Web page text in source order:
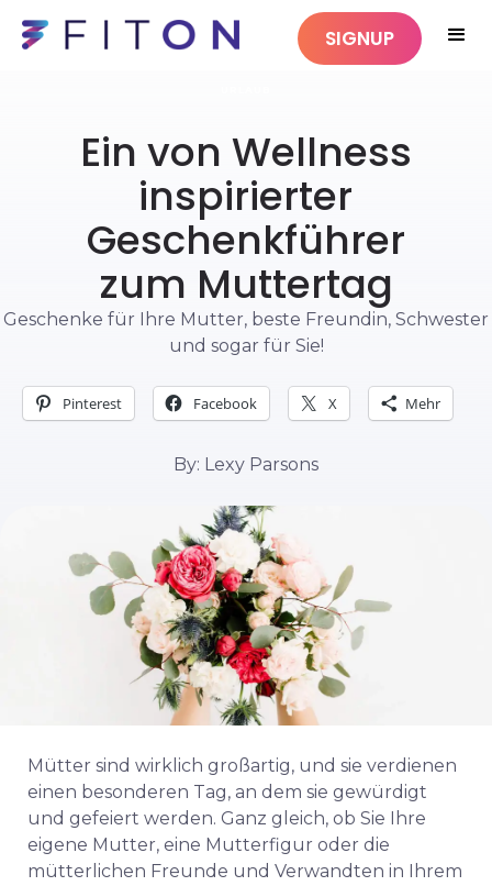
SIGNUP
Ein von Wellness
inspirierter
Geschenkführer
zum Muttertag
Geschenke für Ihre Mutter, beste Freundin, Schwester
und sogar für Sie!
Pinterest Facebook X Mehr
By: Lexy Parsons
Mütter sind wirklich großartig, und sie verdienen
einen besonderen Tag, an dem sie gewürdigt
und gefeiert werden. Ganz gleich, ob Sie Ihre
eigene Mutter, eine Mutterfigur oder die
mütterlichen Freunde und Verwandten in Ihrem